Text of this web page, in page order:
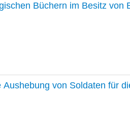
Büchern im Besitz von
Aushebung von Soldaten für